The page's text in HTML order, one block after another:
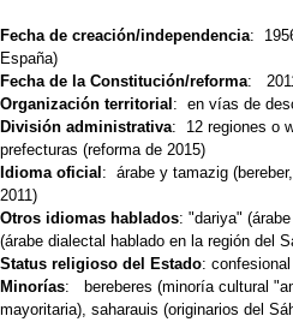
Fecha de creación/independencia:
España)
Fecha de la Constitución/reforma:
Organización territorial : en vías de
División administrativa: 12 regiones o
prefecturas (reforma de 2015)
Idioma oficial : árabe y tamazig
2011)
Otros idiomas hablados: "dariya"
(árabe dialectal hablado en la región del
Status religioso del Estado:
Minorías: bereberes (minoría cultural
mayoritaria), saharauis (originarios del